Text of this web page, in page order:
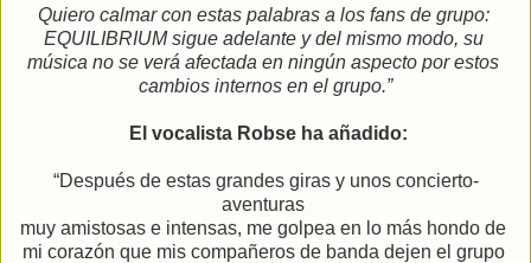
Quiero calmar con estas palabras a los fans de grupo:
EQUILIBRIUM sigue adelante y del mismo modo, su
música no se verá afectada en ningún aspecto por estos
cambios internos en el grupo.”
El vocalista Robse ha añadido:
“Después de estas grandes giras y unos concierto-
aventuras
muy amistosas e intensas, me golpea en lo más hondo de
mi corazón que mis compañeros de banda dejen el grupo